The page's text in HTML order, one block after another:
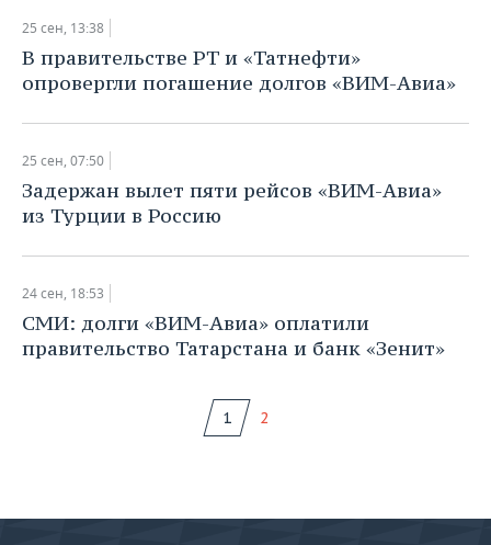
25 сен, 13:38
В правительстве РТ и «Татнефти»
опровергли погашение долгов «ВИМ-Авиа»
25 сен, 07:50
Задержан вылет пяти рейсов «ВИМ-Авиа»
из Турции в Россию
24 сен, 18:53
СМИ: долги «ВИМ-Авиа» оплатили
правительство Татарстана и банк «Зенит»
1 2